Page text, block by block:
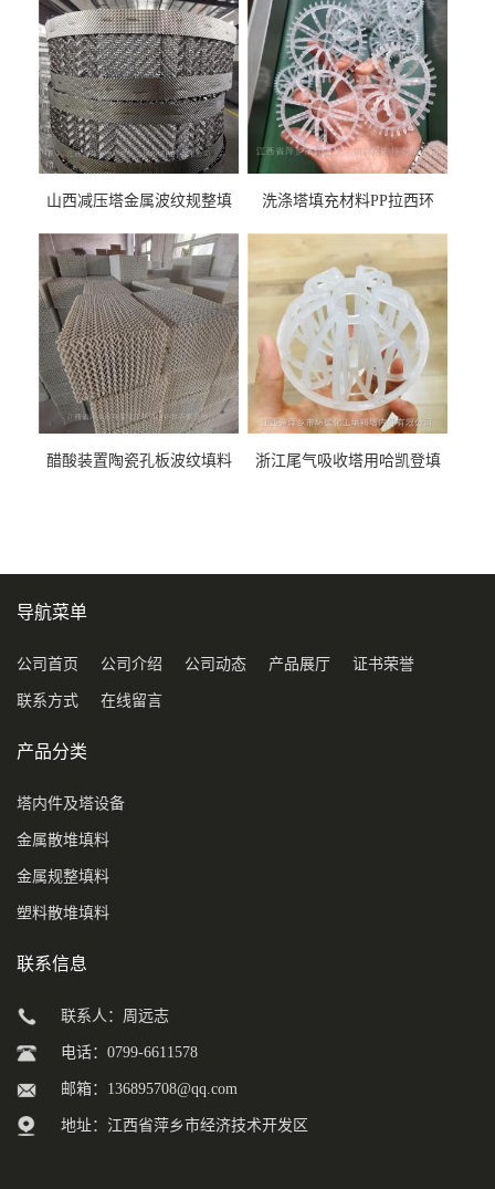
山西减压塔金属波纹规整填
料
洗涤塔填充材料PP拉西环
醋酸装置陶瓷孔板波纹填料
浙江尾气吸收塔用哈凯登填
导航菜单
公司首页 公司介绍 公司动态 产品展厅 证书荣誉
联系方式 在线留言
产品分类
塔内件及塔设备
金属散堆填料
金属规整填料
塑料散堆填料
联系信息
联系人：周远志
电话：0799-6611578
邮箱： 136895708@qq.com
地址：江西省萍乡市经济技术开发区